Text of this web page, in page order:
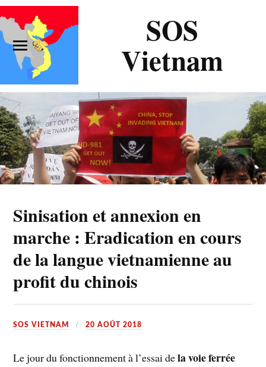
SOS
Vietnam
Sinisation et annexion en
marche : Eradication en cours
de la langue vietnamienne au
profit du chinois
SOS VIETNAM 20 AOÛT 2018
Le jour du fonctionnement à l’essai dela voie ferrée